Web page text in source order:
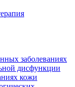
заболеваниях
дисфункции
кожи